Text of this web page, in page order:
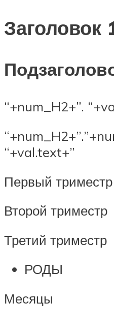
Заголовок
“+num_H2+”.
“+val.text+”
Первый триместр
Второй триместр
Третий триместр
РОДЫ
Месяцы